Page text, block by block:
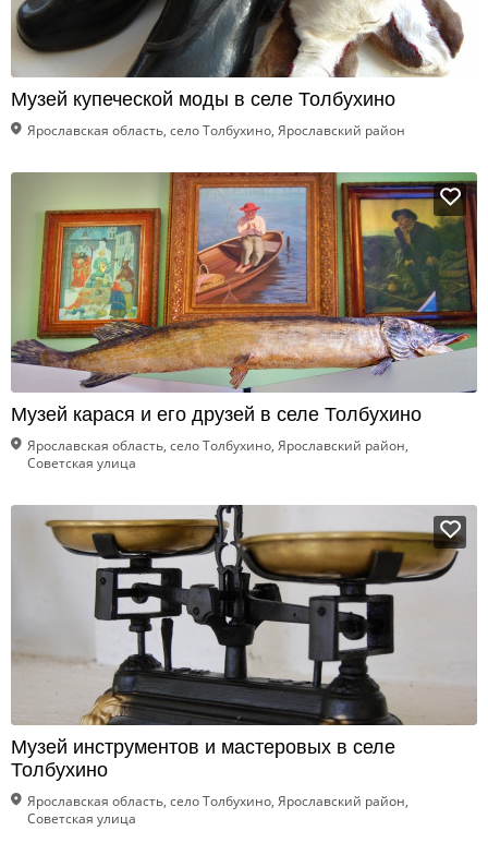
Музей купеческой моды в селе Толбухино
Ярославская область, село Толбухино, Ярославский район
Музей карася и его друзей в селе Толбухино
Ярославская область, село Толбухино, Ярославский район,
Советская улица
Музей инструментов и мастеровых в селе
Толбухино
Ярославская область, село Толбухино, Ярославский район,
Советская улица